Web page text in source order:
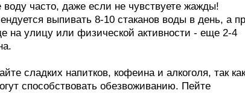
воду часто, даже если не чувствуете жажды!
выпивать 8-10 стаканов воды в день, а
на улицу или физической активности - еще 2-4
сладких напитков, кофеина и алкоголя, так как
способствовать обезвоживанию. Пейте